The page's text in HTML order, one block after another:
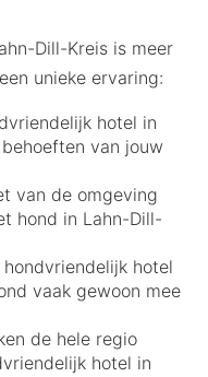
Dill-Kreis is meer
unieke ervaring:
hotel in
van jouw
van de omgeving
hond in Lahn-Dill-
hondvriendelijk hotel
vaak gewoon mee
de hele regio
hotel in